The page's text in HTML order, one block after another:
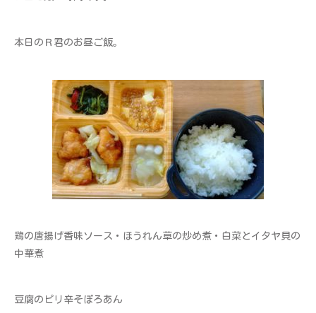
本日のＲ君のお昼ご飯。
鶏の唐揚げ香味ソース・ほうれん草の炒め煮・白菜とイタヤ貝の
中華煮
豆腐のピリ辛そぼろあん